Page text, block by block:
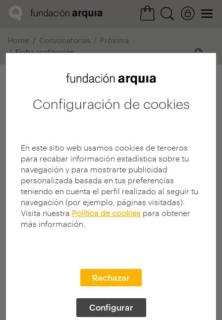
Configuración de cookies
En este sitio web usamos cookies de terceros
para recabar información estadística sobre tu
navegación y para mostrarte publicidad
personalizada basada en tus preferencias
teniendo en cuenta el perfil realizado al seguir tu
navegación (por ejemplo, páginas visitadas).
Visita nuestra Política de cookies para obtener
más información.
Rechazar
Configurar
Home Convocatorias
Próxima
Ficha realización